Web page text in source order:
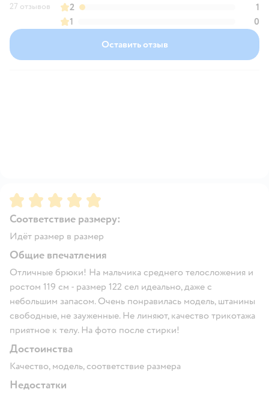
27 отзывов 2
1
1
0
Оставить отзыв
Рейтинг:5
Соответствие размеру:
Идёт размер в размер
Общие впечатления
Отличные брюки! На мальчика среднего телосложения и
ростом 119 см - размер 122 сел идеально, даже с
небольшим запасом. Очень понравилась модель, штанины
свободные, не зауженные. Не линяют, качество трикотажа
приятное к телу. На фото после стирки!
Достоинства
Качество, модель, соответствие размера
Недостатки